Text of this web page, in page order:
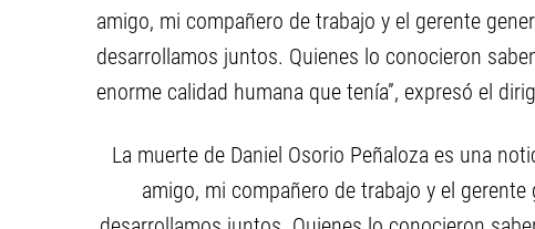
amigo, mi compañero de trabajo y el gerente
desarrollamos juntos. Quienes lo conocieron
enorme calidad humana que tenía”, expresó el
La muerte de Daniel Osorio Peñaloza es una
amigo, mi compañero de trabajo y el